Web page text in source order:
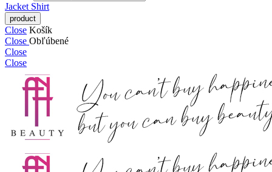
Jacket Shirt
Close Košík
Close Obľúbené
Close
Close